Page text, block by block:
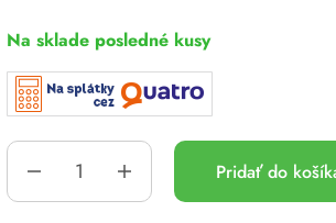
Na sklade posledné kusy
Pridať do